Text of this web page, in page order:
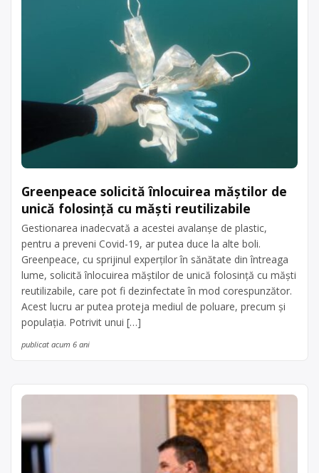
Greenpeace solicită înlocuirea măștilor de
unică folosință cu măști reutilizabile
Gestionarea inadecvată a acestei avalanșe de plastic,
pentru a preveni Covid-19, ar putea duce la alte boli.
Greenpeace, cu sprijinul experților în sănătate din întreaga
lume, solicită înlocuirea măștilor de unică folosință cu măști
reutilizabile, care pot fi dezinfectate în mod corespunzător.
Acest lucru ar putea proteja mediul de poluare, precum și
populația. Potrivit unui […]
publicat acum 6 ani